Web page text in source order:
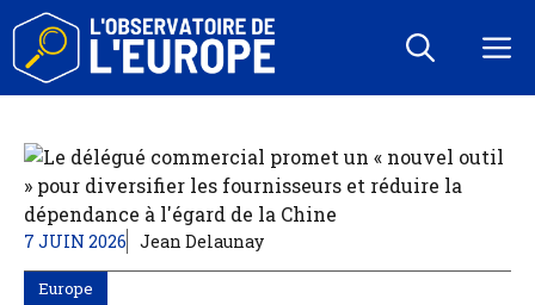
Aller
contenu
7 JUIN 2026 Jean Delaunay
Europe